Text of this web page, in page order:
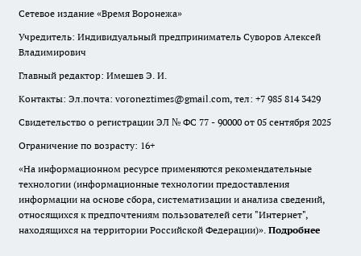
Сетевое издание «Время Воронежа»
Учредитель: Индивидуальный предприниматель Суворов Алексей
Владимирович
Главный редактор: Имешев Э. И.
Контакты: Эл.почта: voroneztimes@gmail.com, тел: +7 985 814 3429
Свидетельство о регистрации ЭЛ № ФС 77 - 90000 от 05 сентября 2025
Ограничение по возрасту: 16+
«На информационном ресурсе применяются рекомендательные
технологии (информационные технологии предоставления
информации на основе сбора, систематизации и анализа сведений,
относящихся к предпочтениям пользователей сети "Интернет",
находящихся на территории Российской Федерации)». Подробнее